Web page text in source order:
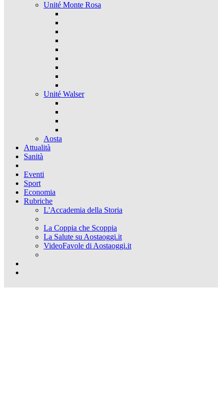
Unité Monte Rosa
Unité Walser
Aosta
Attualità
Sanità
Eventi
Sport
Economia
Rubriche
L'Accademia della Storia
La Coppia che Scoppia
La Salute su Aostaoggi.it
VideoFavole di Aostaoggi.it